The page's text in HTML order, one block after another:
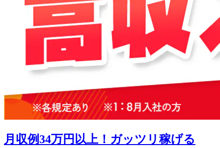
月収例34万円以上！ガッツリ稼げる